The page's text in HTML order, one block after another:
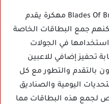
نظام البطاقات في لعبة Blades Of Brim مهكرة يقدم
جمع البطاقات الخاصة
في الجولات
تحفيز إضافي للاعبين
بالتقدم والتطور مع كل
اليومية والصناديق
لجمع هذه البطاقات مما